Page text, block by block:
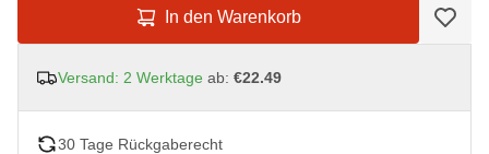
In den Warenkorb
Versand: 2 Werktage ab: €22.49
30 Tage Rückgaberecht